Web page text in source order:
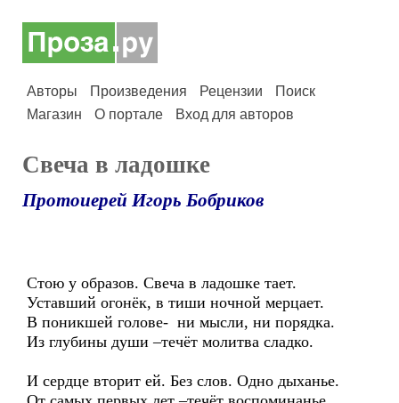
Авторы Произведения Рецензии
Поиск
Магазин
О портале Вход для авторов
Свеча в ладошке
Протоиерей Игорь Бобриков
Стою у образов. Свеча в ладошке тает.
Уставший огонёк, в тиши ночной мерцает.
В поникшей голове- ни мысли, ни порядка.
Из глубины души –течёт молитва сладко.
И сердце вторит ей. Без слов. Одно дыханье.